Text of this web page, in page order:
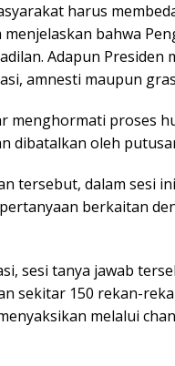
harus
menjelaskan bahwa
Adapun
amnesti maupun
menghormati proses
dibatalkan oleh
tersebut, dalam sesi
berkaitan
sesi tanya jawab
sekitar 150 rekan-
melalui